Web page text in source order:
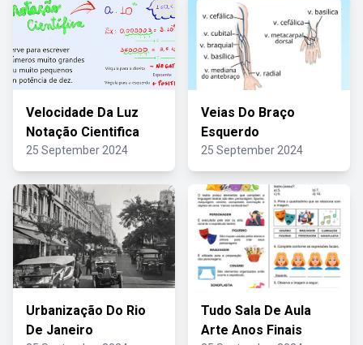
Velocidade Da Luz
Notação Cientifica
25 September 2024
Veias Do Braço
Esquerdo
25 September 2024
Urbanização Do Rio
De Janeiro
Tudo Sala De Aula
Arte Anos Finais